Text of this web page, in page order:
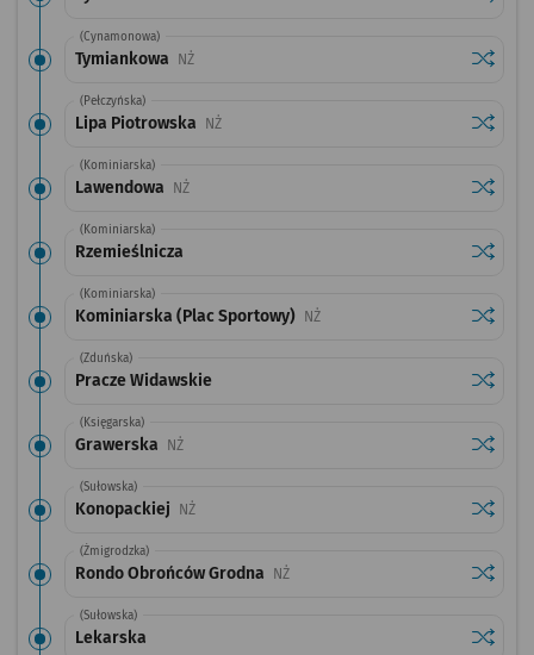
(Cynamonowa)
Tymiankowa NŻPrzystanek na życzenie
(Pełczyńska)
Lipa Piotrowska NŻPrzystanek na życzenie
(Kominiarska)
Lawendowa NŻPrzystanek na życzenie
(Kominiarska)
Rzemieślnicza
(Kominiarska)
Kominiarska (Plac Sportowy) NŻPrzystanek na życzenie
(Zduńska)
Pracze Widawskie
(Księgarska)
Grawerska NŻPrzystanek na życzenie
(Sułowska)
Konopackiej NŻPrzystanek na życzenie
(Żmigrodzka)
Rondo Obrońców Grodna NŻPrzystanek na życzenie
(Sułowska)
Lekarska